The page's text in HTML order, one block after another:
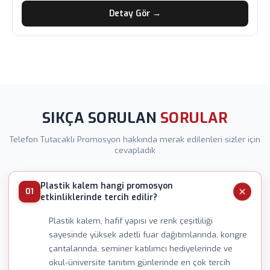
Detay Gör →
SIKÇA SORULAN SORULAR
Telefon Tutacaklı Promosyon hakkında merak edilenleri sizler için
cevapladık
01
Plastik kalem hangi promosyon
etkinliklerinde tercih edilir?
Plastik kalem, hafif yapısı ve renk çeşitliliği
sayesinde yüksek adetli fuar dağıtımlarında, kongre
çantalarında, seminer katılımcı hediyelerinde ve
okul-üniversite tanıtım günlerinde en çok tercih